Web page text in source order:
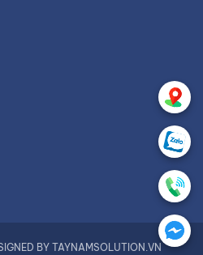
BY TAYNAMSOLUTION.VN